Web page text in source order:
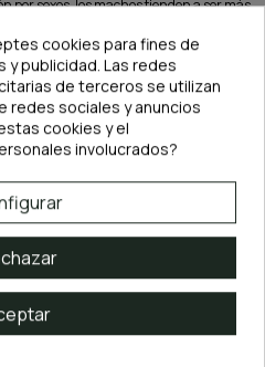
por sexos, los machos tienden a ser más
aletas ventral, dorsal y anal. Las
brillantes.
es un pez de cardumen de tamaño
lo mantendríamos en un acuario
mínimo son recomendables.
con sombras y vegetaciones
encuentra entre los 24 y los 28ºC
una especie que gusta de aguas blandas
12ºdGH será adecuado.
cookies para fines de
publicidad. Las redes
de terceros se utilizan
redes sociales y anuncios
cookies y el
involucrados?